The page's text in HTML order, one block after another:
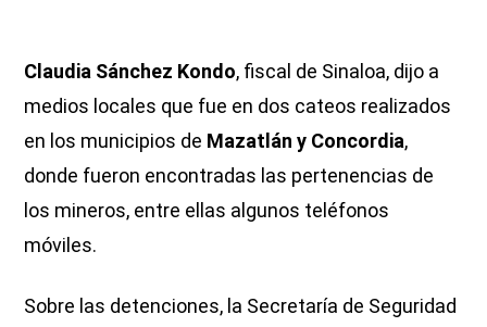
Claudia Sánchez Kondo, fiscal de Sinaloa, dijo a
medios locales que fue en dos cateos realizados
en los municipios de Mazatlán y Concordia,
donde fueron encontradas las pertenencias de
los mineros, entre ellas algunos teléfonos
móviles.
Sobre las detenciones, la Secretaría de Seguridad